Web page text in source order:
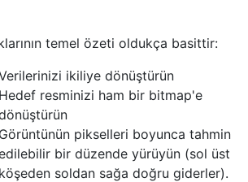
temel özeti oldukça basittir:
ikiliye dönüştürün
Hedef resminizi ham bir bitmap'e
Görüntünün pikselleri boyunca tahmin
bir düzende yürüyün (sol üst
köşeden soldan sağa doğru giderler).